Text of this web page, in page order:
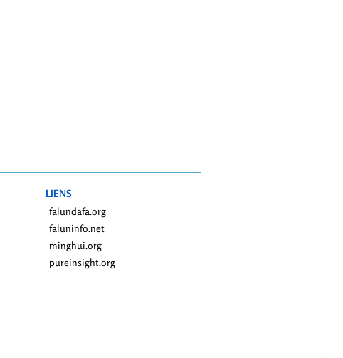
LIENS
falundafa.org
faluninfo.net
minghui.org
pureinsight.org